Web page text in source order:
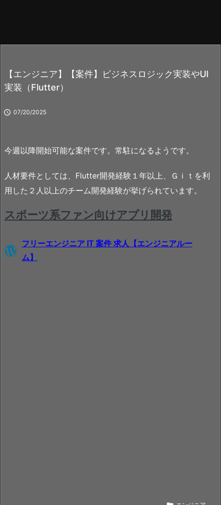
【エンジニア】【案件】ビジネスロジック実装やUI
実装（Flutter）
 07/20/2025
今週以降開始可能な案件です。常駐になるようです。
人材要件としては、Flutter開発経験１年以上、Ｇｉｔを利
用した２人以上のチーム開発経験が挙げられています。